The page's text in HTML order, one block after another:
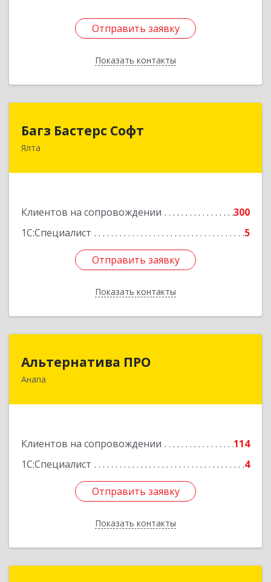
Отправить заявку
Показать контакты
Отправить заявку
Назад
Багз Бастерс Софт
Ялта
Клиентов на сопровождении
300
1С:Специалист
5
Отправить заявку
Показать контакты
Багз Бастерс Софт
298603, Крым Респ, Ялта г, Свердлова ул, дом №
Отправить заявку
Назад
Альтернатива ПРО
Анапа
Клиентов на сопровождении
114
1С:Специалист
4
Отправить заявку
Показать контакты
353450, Краснодарский край, Анапский р-н,
Отправить заявку
Назад